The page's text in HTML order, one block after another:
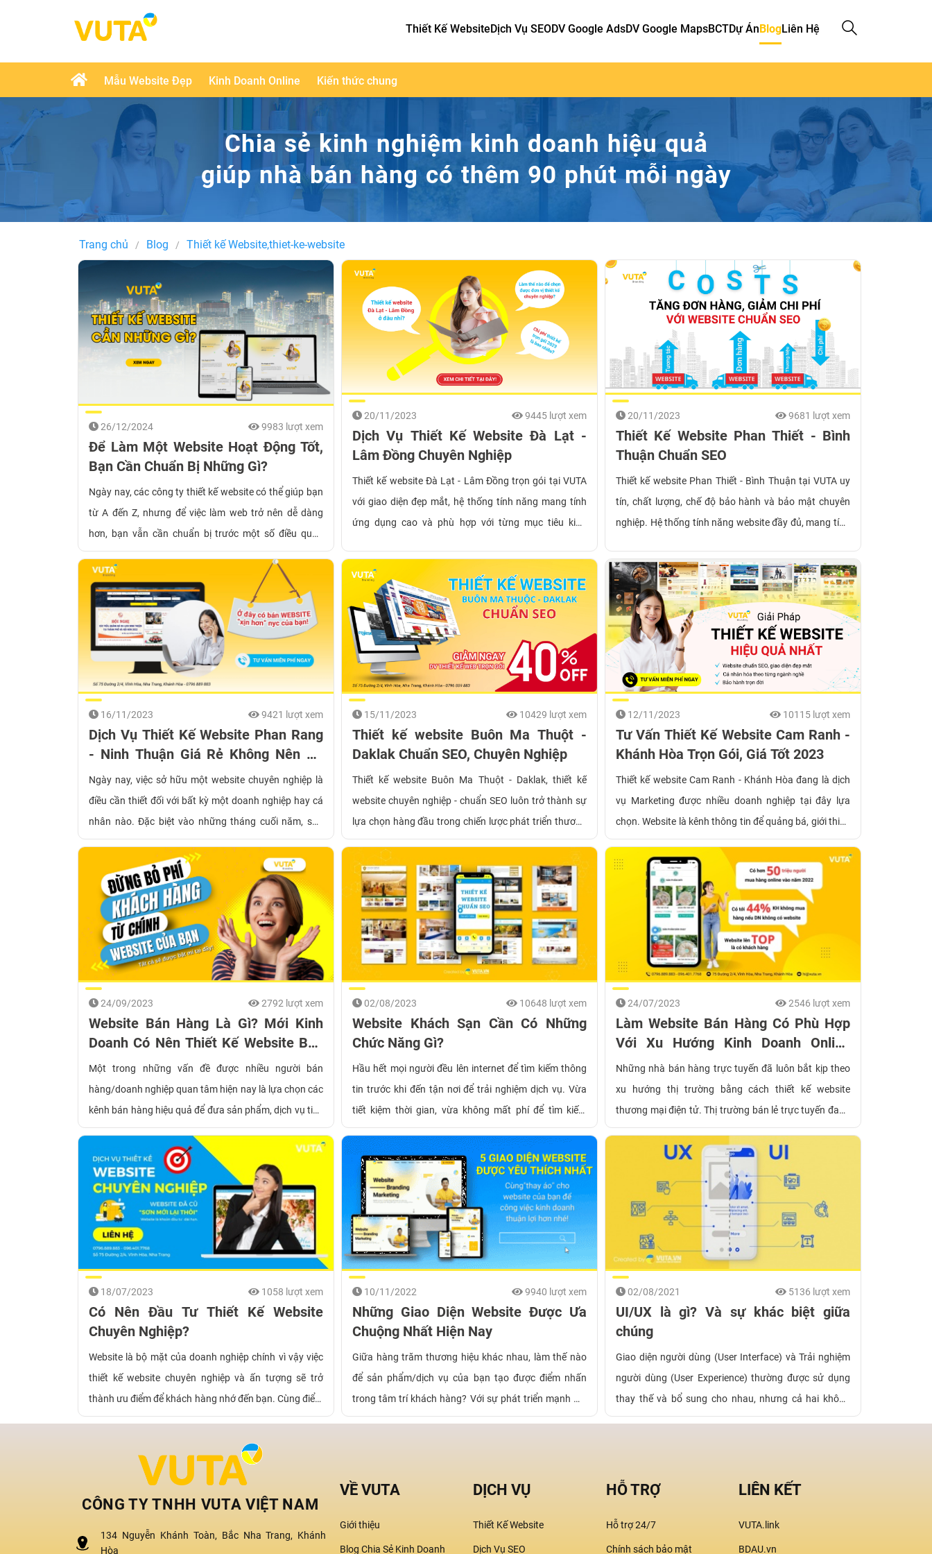
Thiết Kế WebsiteDịch Vụ SEODV Google AdsDV Google MapsBCTDự ÁnBlogLiên Hệ
Mẫu Website Đẹp Kinh Doanh Online Kiến thức chung
Chia sẻ kinh nghiệm kinh doanh hiệu quả
giúp nhà bán hàng có thêm 90 phút mỗi ngày
Trang chủ Blog Thiết kế Website,thiet-ke-website
26/12/2024 9983 lượt xem
Để Làm Một Website Hoạt Động Tốt,
Bạn Cần Chuẩn Bị Những Gì?
Ngày nay, các công ty thiết kế website có thể giúp bạn
từ A đến Z, nhưng để việc làm web trở nên dễ dàng
hơn, bạn vẫn cần chuẩn bị trước một số điều quan
trọng. Dưới đây là những thứ cần chuẩn bị trước khi
làm website để đảm bảo website của bạn hoạt động
hiệu quả và tiết kiệm chi phí.
20/11/2023 9445 lượt xem
Dịch Vụ Thiết Kế Website Đà Lạt -
Lâm Đồng Chuyên Nghiệp
Thiết kế website Đà Lạt - Lâm Đồng trọn gói tại VUTA
với giao diện đẹp mắt, hệ thống tính năng mang tính
ứng dụng cao và phù hợp với từng mục tiêu kinh
ngay bên dưới.
20/11/2023 9681 lượt xem
Thiết Kế Website Phan Thiết - Bình
Thuận Chuẩn SEO
Thiết kế website Phan Thiết - Bình Thuận tại VUTA uy
tín, chất lượng, chế độ bảo hành và bảo mật chuyên
nghiệp. Hệ thống tính năng website đầy đủ, mang tính
16/11/2023 9421 lượt xem
Dịch Vụ Thiết Kế Website Phan Rang
- Ninh Thuận Giá Rẻ Không Nên Bỏ
Lỡ!
Ngày nay, việc sở hữu một website chuyên nghiệp là
điều cần thiết đối với bất kỳ một doanh nghiệp hay cá
nhân nào. Đặc biệt vào những tháng cuối năm, sức
mua của người tiêu dùng càng tăng cao. Và đó cũng là
lý do mà dịch vụ thiết kế website Phan Rang - Ninh
Thuận rất được quan tâm.
15/11/2023 10429 lượt xem
Thiết kế website Buôn Ma Thuột -
Daklak Chuẩn SEO, Chuyên Nghiệp
Thiết kế website Buôn Ma Thuột - Daklak, thiết kế
website chuyên nghiệp - chuẩn SEO luôn trở thành sự
lựa chọn hàng đầu trong chiến lược phát triển thương
hiệu và tiếp cận khách hàng của các doanh nghiệp tại
đây. Ngay cả khi sản phẩm có nhiều người bán,
thương hiệu mới toanh, dịch vụ kén khách hay không
có mặt bằng đẹp để kinh doanh thì bạn vẫn có thể kinh
doanh thành công nếu biết tận dụng tốt sức mạnh của
kênh website.
12/11/2023 10115 lượt xem
Tư Vấn Thiết Kế Website Cam Ranh -
Khánh Hòa Trọn Gói, Giá Tốt 2023
Thiết kế website Cam Ranh - Khánh Hòa đang là dịch
vụ Marketing được nhiều doanh nghiệp tại đây lựa
chọn. Website là kênh thông tin để quảng bá, giới thiệu
sản phẩm dịch vụ uy tín, chuyên nghiệp nhất hiện nay!
24/09/2023 2792 lượt xem
Website Bán Hàng Là Gì? Mới Kinh
Doanh Có Nên Thiết Kế Website Bán
Hàng...
Một trong những vấn đề được nhiều người bán
hàng/doanh nghiệp quan tâm hiện nay là lựa chọn các
kênh bán hàng hiệu quả để đưa sản phẩm, dịch vụ tiếp
cận đến khách hàng mục tiêu. Nhưng nhiều người vẫn
đang lo lắng về việc đầu tư thiết kế website bán hàng
vừa tốn thời gian, chi phí nhưng doanh số có tăng lên
hay không? Trong bài viết này, VUTA sẽ cùng bạn tìm
câu trả lời phù hợp nhất cho thắc mắc này nhé!
02/08/2023 10648 lượt xem
Website Khách Sạn Cần Có Những
Chức Năng Gì?
Hầu hết mọi người đều lên internet để tìm kiếm thông
tin trước khi đến tận nơi để trải nghiệm dịch vụ. Vừa
tiết kiệm thời gian, vừa không mất phí để tìm kiếm
thông tin. Đặc biệt với mùa du lịch cao điểm, nhu cầu đi
du lịch, book phòng khách sạn, resort ngày càng tăng
cao. Và anh A - Một chủ khách sạn 5 sao đã quyết định
lựa chọn VUTA - Đơn vị thiết kế website Nha Trang để
chuyên nghiệp hóa website của thương hiệu. Vậy các
chức năng của một website khách sạn là gì? Đừng bỏ
qua bài viết ngay sau đây nếu bạn đang cần những
thông tin để sở hữu một website thật "xịn xò".
24/07/2023 2546 lượt xem
Làm Website Bán Hàng Có Phù Hợp
Với Xu Hướng Kinh Doanh Online
Hiện Nay?
Những nhà bán hàng trực tuyến đã luôn bắt kịp theo
xu hướng thị trường bằng cách thiết kế website
thương mại điện tử. Thị trường bán lẻ trực tuyến đang
rất màu mỡ, do đó việc không làm website bán hàng
chắc chắn sẽ là một thiếu sót rất lớn.
18/07/2023 1058 lượt xem
Có Nên Đầu Tư Thiết Kế Website
Chuyên Nghiệp?
Website là bộ mặt của doanh nghiệp chính vì vậy việc
thiết kế website chuyên nghiệp và ấn tượng sẽ trở
thành ưu điểm để khách hàng nhớ đến bạn. Cùng điểm
qua một vài lợi ích quan trọng này nhé.
10/11/2022 9940 lượt xem
Những Giao Diện Website Được Ưa
Chuộng Nhất Hiện Nay
Giữa hàng trăm thương hiệu khác nhau, làm thế nào
để sản phẩm/dịch vụ của bạn tạo được điểm nhấn
trong tâm trí khách hàng? Với sự phát triển mạnh mẽ
của các nền tảng bán hàng trực tuyến, đặc biệt là
website trở thành cửa hàng online thật đẹp mắt. Bỏ túi
hiện nay nếu muốn công việc kinh doanh của bạn trở
nên thuận lợi hơn nhé!
02/08/2021 5136 lượt xem
UI/UX là gì? Và sự khác biệt giữa
chúng
Giao diện người dùng (User Interface) và Trải nghiệm
người dùng (User Experience) thường được sử dụng
thay thế và bổ sung cho nhau, nhưng cả hai không
giống nhau. Bạn còn mơ hồ về ý nghĩa của hai từ viết
với nhau.
CÔNG TY TNHH VUTA VIỆT NAM
134 Nguyễn Khánh Toàn, Bắc Nha Trang, Khánh
Hòa
VỀ VUTA
Giới thiệu
Blog Chia Sẻ Kinh Doanh
DỊCH VỤ
Thiết Kế Website
Dịch Vụ SEO
HỖ TRỢ
Hỗ trợ 24/7
Chính sách bảo mật
LIÊN KẾT
VUTA.link
BDAU.vn